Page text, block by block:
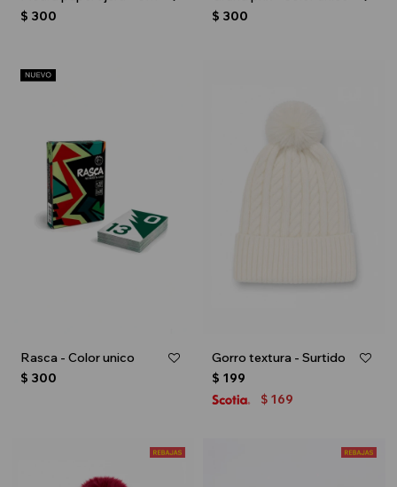
$ 300
$ 300
Rasca - Color unico
$ 300
Gorro textura - Surtido
$ 199
$ 169